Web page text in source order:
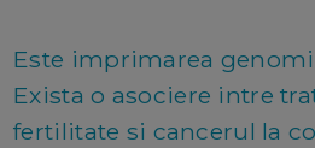
Este imprimarea
Exista o asociere intre
fertilitate si cancerul la